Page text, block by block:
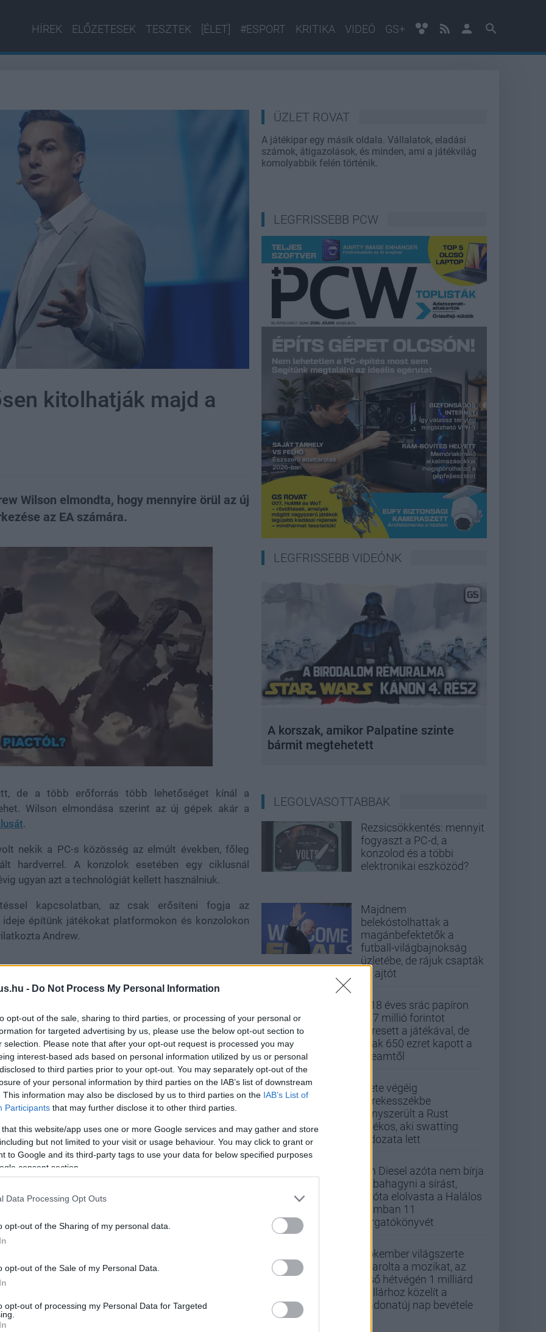
- Do Not Process My Personal Information
opt-out of the sale, sharing to third parties, or processing of your personal or
for targeted advertising by us, please use the below opt-out section to
selection. Please note that after your opt-out request is processed you may
interest-based ads based on personal information utilized by us or personal
to third parties prior to your opt-out. You may separately opt-out of the
of your personal information by third parties on the IAB’s list of downstream
This information may also be disclosed by us to third parties on the IAB’s List of
Participants that may further disclose it to other third parties.
that this website/app uses one or more Google services and may gather and store
but not limited to your visit or usage behaviour. You may click to grant or
to Google and its third-party tags to use your data for below specified purposes
consent section.
Data Processing Opt Outs
opt-out of the Sharing of my personal data.
opt-out of the Sale of my Personal Data.
opt-out of processing my Personal Data for Targeted
HÍREK ELŐZETESEK TESZTEK [ÉLET] #ESPORT KRITIKA VIDEÓ GS+
kitolhatják majd a
Wilson elmondta, hogy mennyire örül az új
az EA számára.
de a több erőforrás több lehetőséget kínál a
Wilson elmondása szerint az új gépek akár a
.
nekik a PC-s közösség az elmúlt években, főleg
A konzolok esetében egy ciklusnál
ugyan azt a technológiát kellett használniuk.
kapcsolatban, az csak erősíteni fogja az
építünk játékokat platformokon és konzolokon
Andrew.
ÜZLET ROVAT
A játékipar egy másik oldala. Vállalatok, eladási
számok, átigazolások, és minden, ami a játékvilág
komolyabbik felén történik.
LEGFRISSEBB PCW
LEGFRISSEBB VIDEÓNK
A korszak, amikor Palpatine szinte
bármit megtehetett
LEGOLVASOTTABBAK
Rezsicsökkentés: mennyit
fogyaszt a PC-d, a
konzolod és a többi
elektronikai eszközöd?
Majdnem
belekóstolhattak a
magánbefektetők a
futball-világbajnokság
üzletébe, de rájuk csapták
az ajtót
A 18 éves srác papíron
437 millió forintot
keresett a játékával, de
csak 650 ezret kapott a
Steamtől
Élete végéig
kerekesszékbe
kényszerült a Rust
játékos, aki swatting
áldozata lett
Vin Diesel azóta nem bírja
abbahagyni a sírást,
mióta elolvasta a Halálos
iramban 11
forgatókönyvét
Pókember világszerte
letarolta a mozikat, az
első hétvégén 1 milliárd
dollárhoz közelít a
Vadonatúj nap bevétele